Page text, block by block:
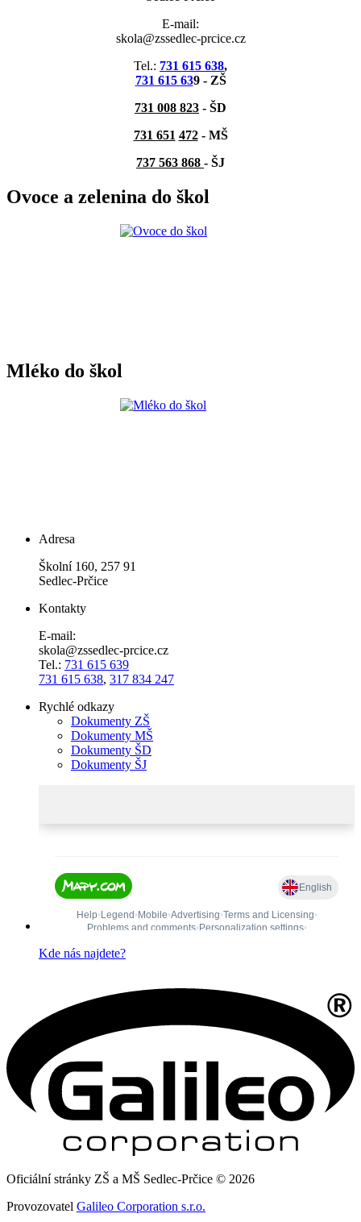
E-mail:
skola@zssedlec-prcice.cz
Tel.: 731 615 638,
731 615 639 - ZŠ
731 008 823 - ŠD
731 651 472- MŠ
737 563 868 - ŠJ
Ovoce a zelenina do škol
Mléko do škol
Adresa
Školní 160, 257 91
Sedlec-Prčice
Kontakty
E-mail:
skola@zssedlec-prcice.cz
Tel.: 731 615 639
731 615 638, 317 834 247
Rychlé odkazy
Dokumenty ZŠ
Dokumenty MŠ
Dokumenty ŠD
Dokumenty ŠJ
Kde nás najdete?
Oficiální stránky ZŠ a MŠ Sedlec-Prčice © 2026
Provozovatel Galileo Corporation s.r.o.